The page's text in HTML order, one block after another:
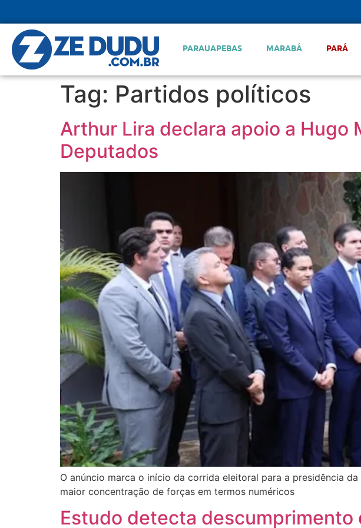
PARAUAPEBAS MARABÁ PARÁ
Tag: Partidos políticos
Arthur Lira declara apoio a Hugo
Deputados
O anúncio marca o início da corrida eleitoral para a presidência
maior concentração de forças em termos numéricos
Estudo detecta descumprimento